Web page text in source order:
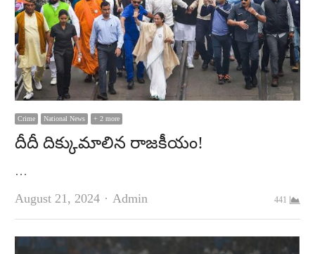
Crime National News + 2 more
దీదీ దిక్కుమాలిన రాజకీయం!
…
August 21, 2024
Author
Admin 441